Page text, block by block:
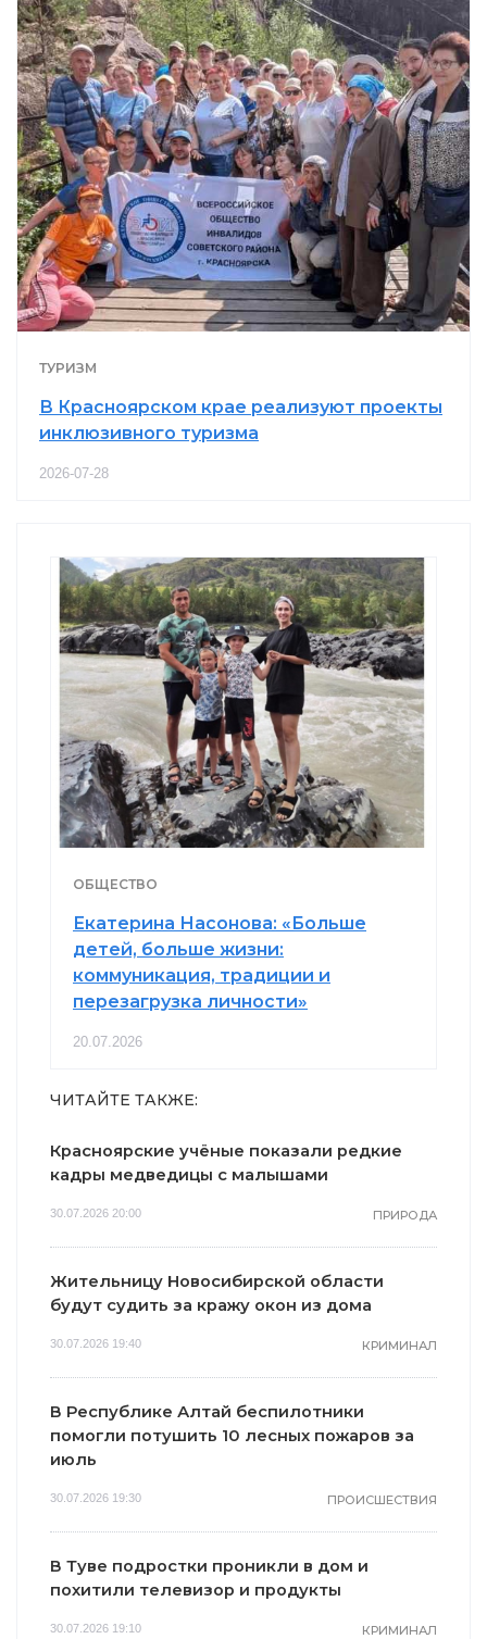
ТУРИЗМ
В Красноярском крае реализуют проекты
инклюзивного туризма
2026-07-28
ОБЩЕСТВО
Екатерина Насонова: «Больше
детей, больше жизни:
коммуникация, традиции и
перезагрузка личности»
20.07.2026
ЧИТАЙТЕ ТАКЖЕ:
Красноярские учёные показали редкие
кадры медведицы с малышами
30.07.2026 20:00 ПРИРОДА
Жительницу Новосибирской области
будут судить за кражу окон из дома
30.07.2026 19:40 КРИМИНАЛ
В Республике Алтай беспилотники
помогли потушить 10 лесных пожаров за
июль
30.07.2026 19:30 ПРОИСШЕСТВИЯ
В Туве подростки проникли в дом и
похитили телевизор и продукты
30.07.2026 19:10 КРИМИНАЛ